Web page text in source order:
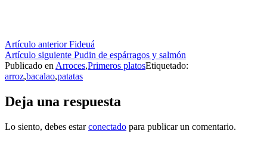
Seguir
leyendo
Artículo anteriorFideuá
Artículo siguiente Pudin de espárragos y salmón
Publicado en Arroces,Primeros platosEtiquetado:
arroz,bacalao,patatas
Deja una respuesta
Lo siento, debes estarconectado para publicar un comentario.